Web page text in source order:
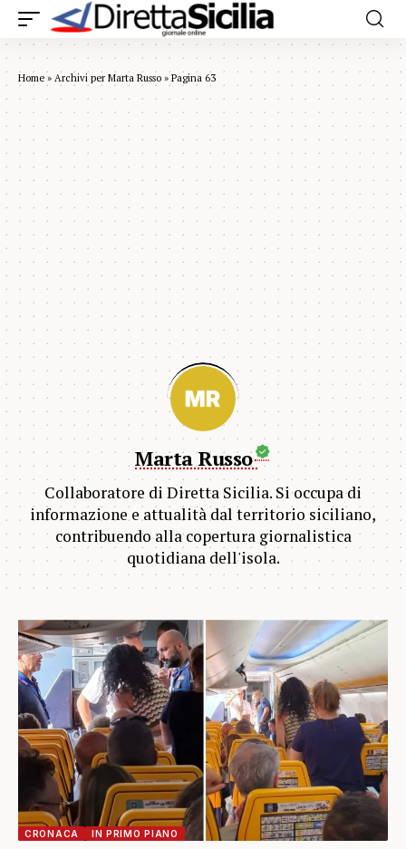
Home » Archivi per Marta Russo » Pagina 63
Marta Russo
Collaboratore di Diretta Sicilia. Si occupa di
informazione e attualità dal territorio siciliano,
contribuendo alla copertura giornalistica
quotidiana dell'isola.
CRONACA IN PRIMO PIANO